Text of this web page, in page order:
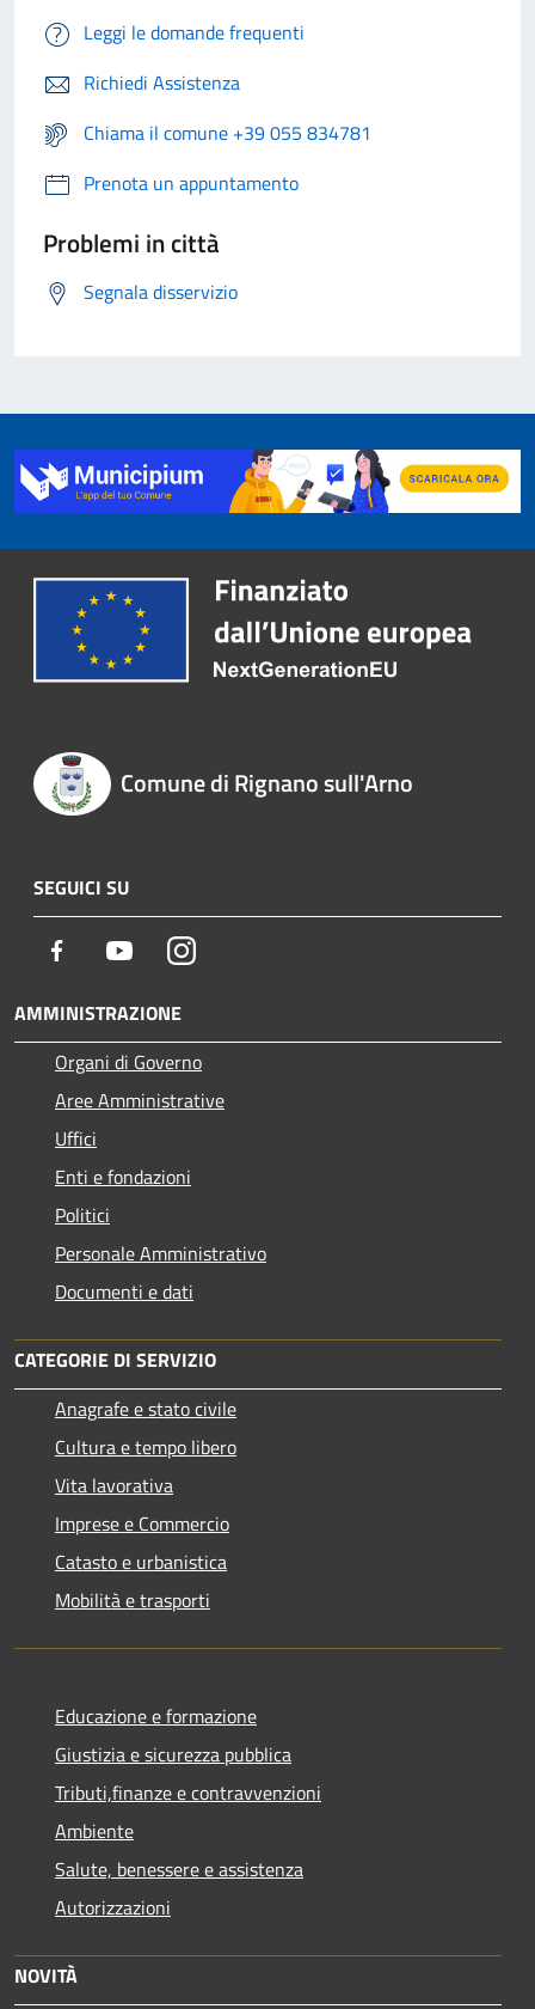
Leggi le domande frequenti
Richiedi Assistenza
Chiama il comune +39 055 834781
Prenota un appuntamento
Problemi in città
Segnala disservizio
Comune di Rignano sull'Arno
SEGUICI SU
Facebook YoutubeInstagram
AMMINISTRAZIONE
Organi di Governo
Aree Amministrative
Uffici
Enti e fondazioni
Politici
Personale Amministrativo
Documenti e dati
CATEGORIE DI SERVIZIO
Anagrafe e stato civile
Cultura e tempo libero
Vita lavorativa
Imprese e Commercio
Catasto e urbanistica
Mobilità e trasporti
Educazione e formazione
Giustizia e sicurezza pubblica
Tributi,finanze e contravvenzioni
Ambiente
Salute, benessere e assistenza
Autorizzazioni
NOVITÀ